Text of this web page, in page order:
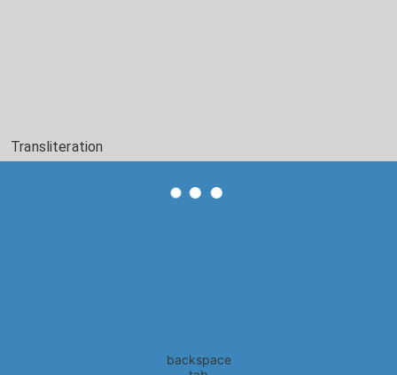
backspace
Transliteration